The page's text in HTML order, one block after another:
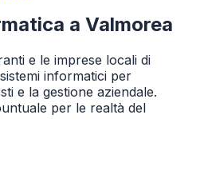
a Valmorea
e le imprese locali di
informatici per
e la gestione aziendale.
per le realtà del